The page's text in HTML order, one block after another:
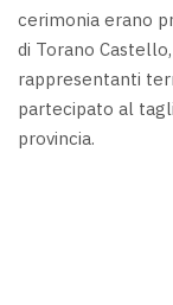
cerimonia erano
di Torano
rappresentanti
partecipato al
provincia.